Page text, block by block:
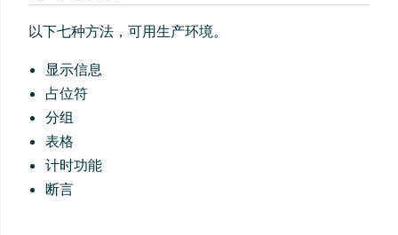
以下七种方法，可用生产环境。
显示信息
占位符
分组
表格
计时功能
断言